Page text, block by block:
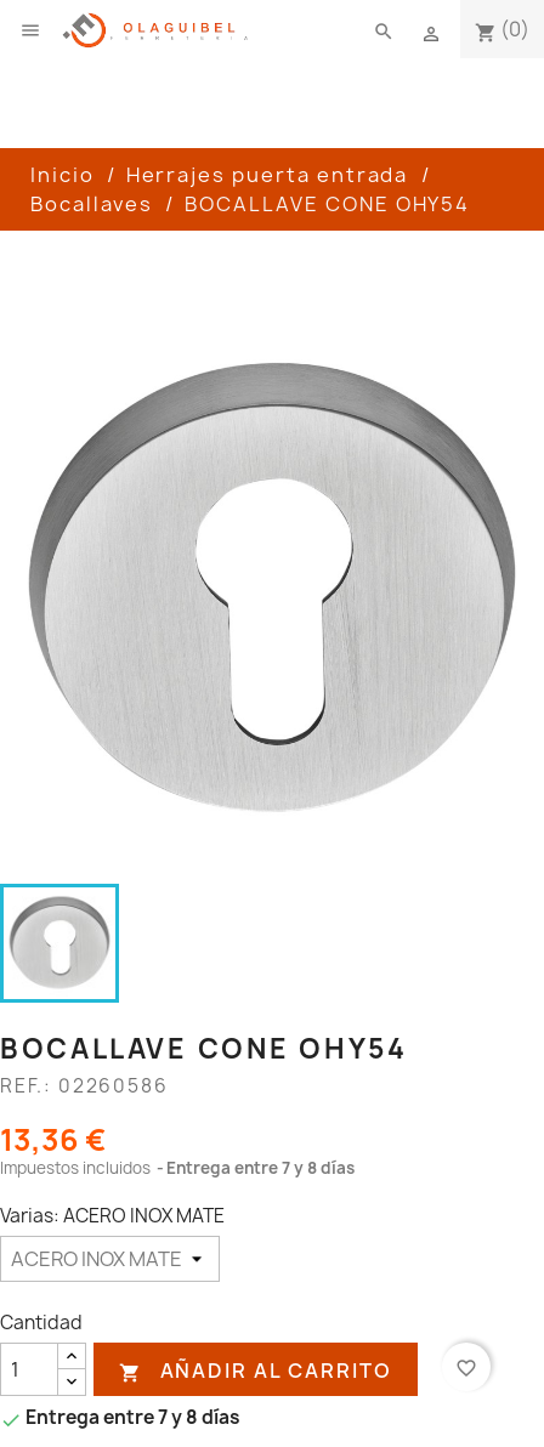
 shopping_cart (0)

search
Inicio
Herrajes puerta entrada
Bocallaves
BOCALLAVE CONE OHY54
BOCALLAVE CONE OHY54
REF.: 02260586
13,36 €
Impuestos incluidos Entrega entre 7 y 8 días
Varias: ACERO INOX MATE
Cantidad
 AÑADIR AL CARRITO favorite_border
 Entrega entre 7 y 8 días